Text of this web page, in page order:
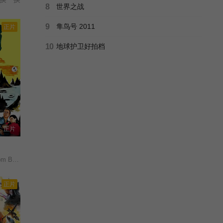
正片
正片
正片
8 世界之战
9 隼鸟号 2011
10 地球护卫好拍档